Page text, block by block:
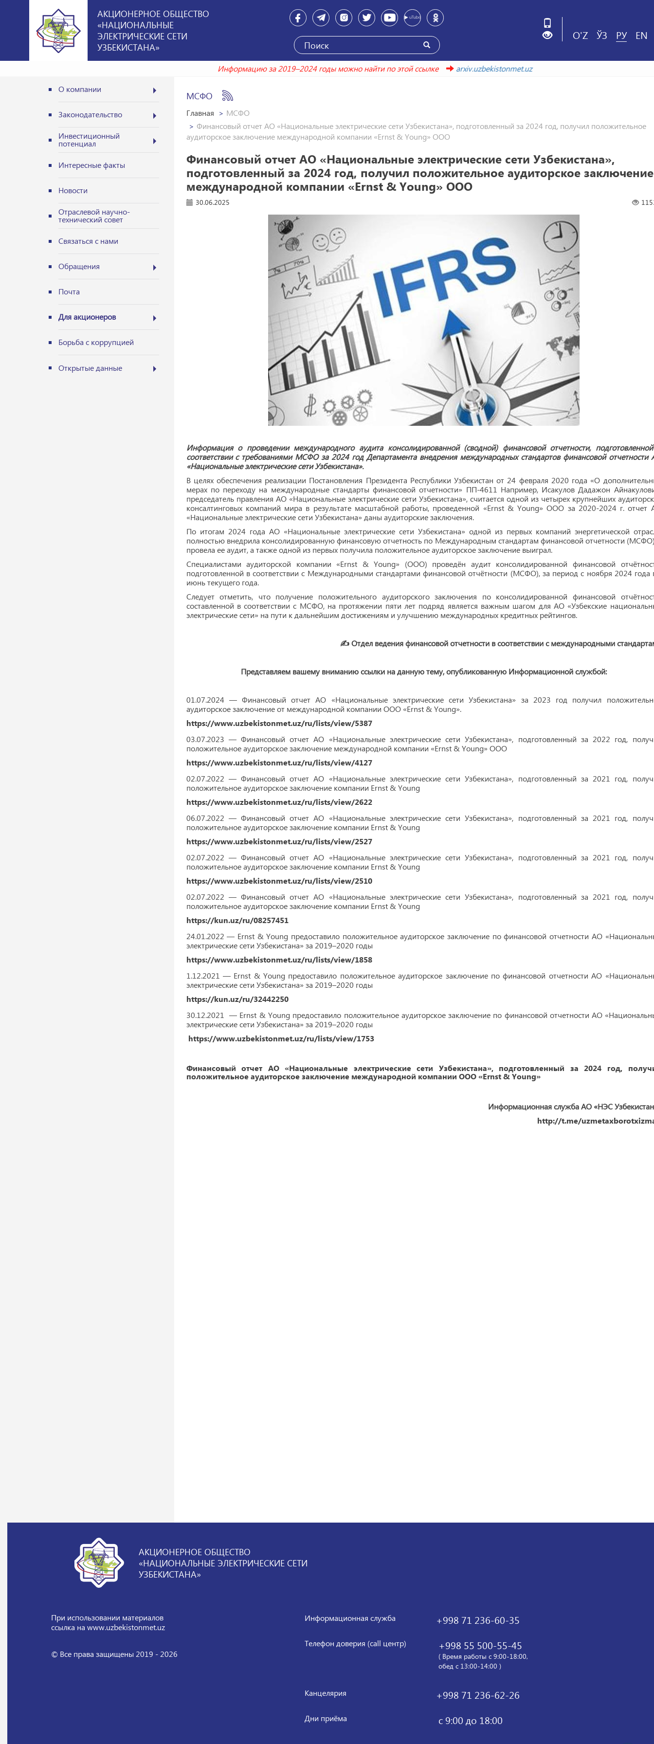
АКЦИОНЕРНОЕ ОБЩЕСТВО
«НАЦИОНАЛЬНЫЕ
ЭЛЕКТРИЧЕСКИЕ СЕТИ
УЗБЕКИСТАНА»
O'Z ЎЗ РУ EN
Информацию за 2019–2024 годы можно найти по этой ссылке
arxiv.uzbekistonmet.uz
О компании
Законодательство
Инвестиционный
потенциал
Интересные факты
Новости
Отраслевой научно-
технический совет
Связаться с нами
Обращения
Почта
Для акционеров
Борьба с коррупцией
Открытые данные
МСФО
Главная
МСФО
Финансовый отчет АО «Национальные электрические сети Узбекистана», подготовленный за 2024 год, получил положительное
аудиторское заключение международной компании «Ernst & Young» ООО
Финансовый отчет АО «Национальные электрические сети Узбекистана»,
подготовленный за 2024 год, получил положительное аудиторское заключение
международной компании «Ernst & Young» ООО
30.06.2025
Информация о проведении международного аудита консолидированной (сводной) финансовой отчетности,
соответствии с требованиями МСФО за 2024 год Департамента внедрения международных стандартов финансовой отчетности
«Национальные электрические сети Узбекистана».
В целях обеспечения реализации Постановления Президента Республики Узбекистан от 24 февраля 2020 года «О
мерах по переходу на международные стандарты финансовой отчетности» ПП-4611 Например, Исакулов Дадажон
председатель правления АО «Национальные электрические сети Узбекистана», считается одной из четырех крупнейших
консалтинговых компаний мира в результате масштабной работы, проведенной «Ernst & Young» ООО за 2020-2024 г. отчет
«Национальные электрические сети Узбекистана» даны аудиторские заключения.
По итогам 2024 года АО «Национальные электрические сети Узбекистана» одной из первых компаний энергетической
полностью внедрила консолидированную финансовую отчетность по Международным стандартам финансовой отчетности
провела ее аудит, а также одной из первых получила положительное аудиторское заключение выиграл.
Специалистами аудиторской компании «Ernst & Young» (ООО) проведён аудит консолидированной финансовой
подготовленной в соответствии с Международными стандартами финансовой отчётности (МСФО), за период с ноября 2024 года
июнь текущего года.
Следует отметить, что получение положительного аудиторского заключения по консолидированной финансовой
составленной в соответствии с МСФО, на протяжении пяти лет подряд является важным шагом для АО «Узбекские
электрические сети» на пути к дальнейшим достижениям и улучшению международных кредитных рейтингов.
✍️ Отдел ведения финансовой отчетности в соответствии с международными
Представляем вашему вниманию ссылки на данную тему, опубликованную Информационной службой:
01.07.2024 — Финансовый отчет АО «Национальные электрические сети Узбекистана» за 2023 год получил
аудиторское заключение от международной компании ООО «Ernst & Young».
https://www.uzbekistonmet.uz/ru/lists/view/5387
03.07.2023 — Финансовый отчет АО «Национальные электрические сети Узбекистана», подготовленный за 2022 год,
положительное аудиторское заключение международной компании «Ernst & Young» ООО
https://www.uzbekistonmet.uz/ru/lists/view/4127
02.07.2022 — Финансовый отчет АО «Национальные электрические сети Узбекистана», подготовленный за 2021 год,
положительное аудиторское заключение компании Ernst & Young
https://www.uzbekistonmet.uz/ru/lists/view/2622
06.07.2022 — Финансовый отчет АО «Национальные электрические сети Узбекистана», подготовленный за 2021 год,
положительное аудиторское заключение компании Ernst & Young
https://www.uzbekistonmet.uz/ru/lists/view/2527
02.07.2022 — Финансовый отчет АО «Национальные электрические сети Узбекистана», подготовленный за 2021 год,
положительное аудиторское заключение компании Ernst & Young
https://www.uzbekistonmet.uz/ru/lists/view/2510
02.07.2022 — Финансовый отчет АО «Национальные электрические сети Узбекистана», подготовленный за 2021 год,
положительное аудиторское заключение компании Ernst & Young
https://kun.uz/ru/08257451
24.01.2022 — Ernst & Young предоставило положительное аудиторское заключение по финансовой отчетности АО
электрические сети Узбекистана» за 2019–2020 годы
https://www.uzbekistonmet.uz/ru/lists/view/1858
1.12.2021 — Ernst & Young предоставило положительное аудиторское заключение по финансовой отчетности АО
электрические сети Узбекистана» за 2019–2020 годы
https://kun.uz/ru/32442250
30.12.2021 — Ernst & Young предоставило положительное аудиторское заключение по финансовой отчетности АО
электрические сети Узбекистана» за 2019–2020 годы
https://www.uzbekistonmet.uz/ru/lists/view/1753
Финансовый отчет АО «Национальные электрические сети Узбекистана», подготовленный за 2024 год,
положительное аудиторское заключение международной компании ООО «Ernst & Young»
Информационная служба АО «НЭС
http://t.me/
АКЦИОНЕРНОЕ ОБЩЕСТВО
«НАЦИОНАЛЬНЫЕ ЭЛЕКТРИЧЕСКИЕ СЕТИ
УЗБЕКИСТАНА»
При использовании материалов
ссылка на www.uzbekistonmet.uz
© Все права защищены 2019 - 2026
Информационная служба +998 71 236-60-35
Телефон доверия (call центр) +998 55 500-55-45
( Время работы с 9:00-18:00,
обед с 13:00-14:00 )
Канцелярия +998 71 236-62-26
Дни приёма с 9:00 до 18:00